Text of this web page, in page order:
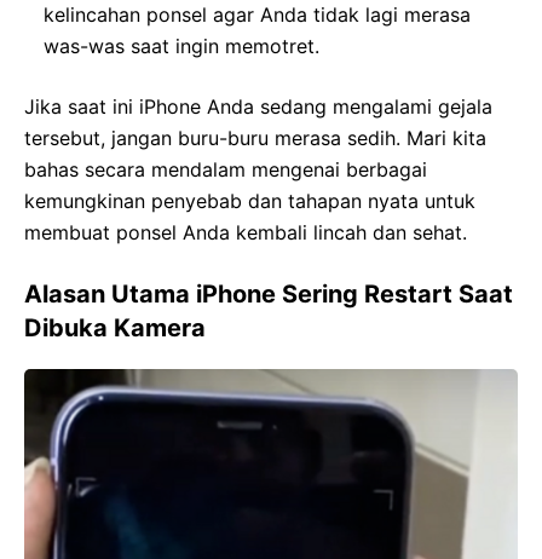
kelincahan ponsel agar Anda tidak lagi merasa
was-was saat ingin memotret.
Jika saat ini iPhone Anda sedang mengalami gejala
tersebut, jangan buru-buru merasa sedih. Mari kita
bahas secara mendalam mengenai berbagai
kemungkinan penyebab dan tahapan nyata untuk
membuat ponsel Anda kembali lincah dan sehat.
Alasan Utama iPhone Sering Restart Saat
Dibuka Kamera